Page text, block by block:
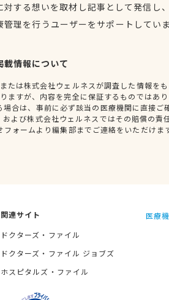
する想いを取材し記事として発信し
理を行うユーザーをサポートしてい
載情報について
たは株式会社ウェルネスが調査した情報を
ますが、内容を完全に保証するものではあ
合は、事前に必ず該当の医療機関に直接ご
よび株式会社ウェルネスではその賠償の責
ォームより編集部までご連絡をいただけま
関連サイト
ドクターズ・ファイル
ドクターズ・ファイル ジョブズ
ホスピタルズ・ファイル
医療